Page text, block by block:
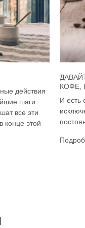
действия
шаги
все эти
конце этой
КОФЕ,
И есть